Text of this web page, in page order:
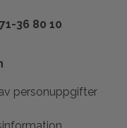
36 80 10
personuppgifter